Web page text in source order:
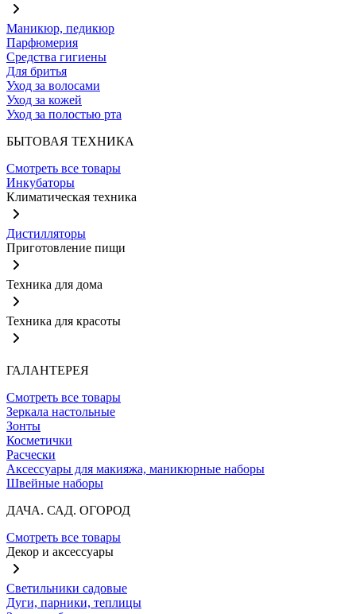
Маникюр, педикюр
Парфюмерия
Средства гигиены
Для бритья
Уход за волосами
Уход за кожей
Уход за полостью рта
БЫТОВАЯ ТЕХНИКА
Смотреть все товары
Инкубаторы
Климатическая техника
Дистилляторы
Приготовление пищи
Техника для дома
Техника для красоты
ГАЛАНТЕРЕЯ
Смотреть все товары
Зеркала настольные
Зонты
Косметички
Расчески
Аксессуары для макияжа, маникюрные наборы
Швейные наборы
ДАЧА. САД. ОГОРОД
Смотреть все товары
Декор и аксессуары
Светильники садовые
Дуги, парники, теплицы